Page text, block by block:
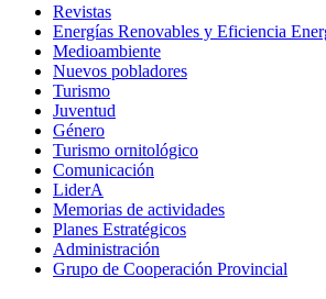
Revistas
Energías Renovables y Eficiencia
Medioambiente
Nuevos pobladores
Turismo
Juventud
Género
Turismo ornitológico
Comunicación
LiderA
Memorias de actividades
Planes Estratégicos
Administración
Grupo de Cooperación Provincial